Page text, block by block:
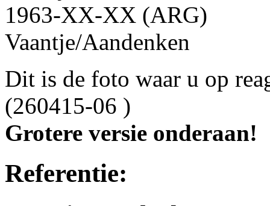
1963-XX-XX (ARG)
Vaantje/Aandenken
Dit is de foto waar u op
(260415-06 )
Grotere versie onderaan!
Referentie: